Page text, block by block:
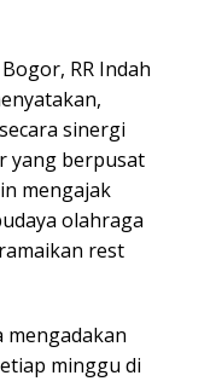
RR Indah
sinergi
yang berpusat
mengajak
olahraga
rest
mengadakan
minggu di